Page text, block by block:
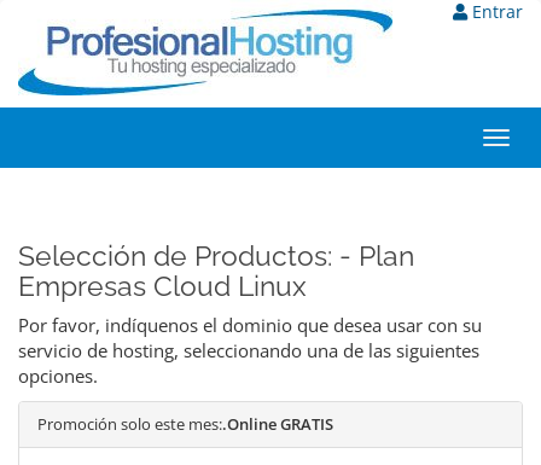
Entrar
Selección de Productos: - Plan
Empresas Cloud Linux
Por favor, indíquenos el dominio que desea usar con su
servicio de hosting, seleccionando una de las siguientes
opciones.
Promoción solo este mes:.Online GRATIS